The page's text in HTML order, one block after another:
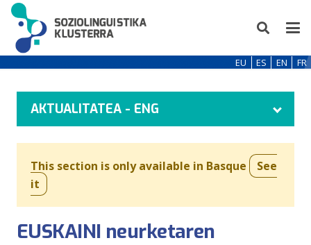
EU ES EN FR
AKTUALITATEA - ENG
This section is only available in Basque
See
it
EUSKAINI neurketaren